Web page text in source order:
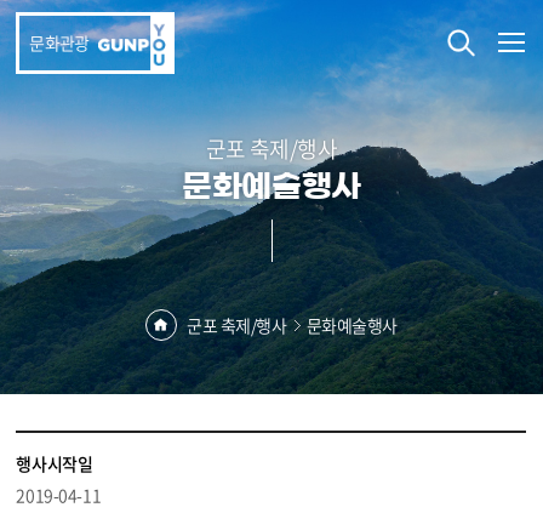
본문 바로가기
문화관광
군포 축제/행사
문화예술행사
군포 축제/행사 문화예술행사
행사시작일
2019-04-11